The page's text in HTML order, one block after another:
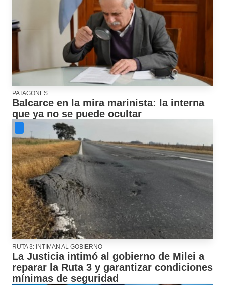
PATAGONES
Balcarce en la mira marinista: la interna
que ya no se puede ocultar
RUTA 3: INTIMAN AL GOBIERNO
La Justicia intimó al gobierno de Milei a
reparar la Ruta 3 y garantizar condiciones
mínimas de seguridad